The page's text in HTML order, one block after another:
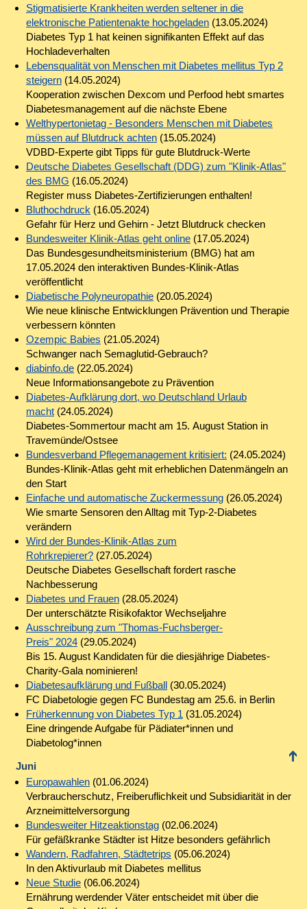
Stigmatisierte Krankheiten werden seltener in die
elektronische Patientenakte hochgeladen(13.05.2024)
Diabetes Typ 1 hat keinen signifikanten Effekt auf das
Hochladeverhalten
Lebensqualität von Menschen mit Diabetes mellitus Typ 2
steigern(14.05.2024)
Kooperation zwischen Dexcom und Perfood hebt smartes
Diabetesmanagement auf die nächste Ebene
Welthypertonietag - Besonders Menschen mit Diabetes
müssen auf Blutdruck achten(15.05.2024)
VDBD-Experte gibt Tipps für gute Blutdruck-Werte
Deutsche Diabetes Gesellschaft (DDG) zum "Klinik-Atlas"
des BMG (16.05.2024)
Register muss Diabetes-Zertifizierungen enthalten!
Bluthochdruck (16.05.2024)
Gefahr für Herz und Gehirn - Jetzt Blutdruck checken
Bundesweiter Klinik-Atlas geht online(17.05.2024)
Das Bundesgesundheitsministerium (BMG) hat am
17.05.2024 den interaktiven Bundes-Klinik-Atlas
veröffentlicht
Diabetische Polyneuropathie(20.05.2024)
Wie neue klinische Entwicklungen Prävention und Therapie
verbessern könnten
Ozempic Babies (21.05.2024)
Schwanger nach Semaglutid-Gebrauch?
diabinfo.de(22.05.2024)
Neue Informationsangebote zu Prävention
Diabetes-Aufklärung dort, wo Deutschland Urlaub
macht(24.05.2024)
Diabetes-Sommertour macht am 15. August Station in
Travemünde/Ostsee
Bundesverband Pflegemanagement kritisiert: (24.05.2024)
Bundes-Klinik-Atlas geht mit erheblichen Datenmängeln an
den Start
Einfache und automatische Zuckermessung(26.05.2024)
Wie smarte Sensoren den Alltag mit Typ-2-Diabetes
verändern
Wird der Bundes-Klinik-Atlas zum
Rohrkrepierer?(27.05.2024)
Deutsche Diabetes Gesellschaft fordert rasche
Nachbesserung
Diabetes und Frauen(28.05.2024)
Der unterschätzte Risikofaktor Wechseljahre
Ausschreibung zum "Thomas-Fuchsberger-
Preis" 2024(29.05.2024)
Bis 15. August Kandidaten für die diesjährige Diabetes-
Charity-Gala nominieren!
Diabetesaufklärung und Fußball(30.05.2024)
FC Diabetologie gegen FC Bundestag am 25.6. in Berlin
Früherkennung von Diabetes Typ 1 (31.05.2024)
Eine dringende Aufgabe für Pädiater*innen und
Diabetolog*innen
Juni
Europawahlen(01.06.2024)
Verbraucherschutz, Freiberuflichkeit und Subsidiarität in der
Arzneimittelversorgung
Bundesweiter Hitzeaktionstag(02.06.2024)
Für gefäßkranke Städter ist Hitze besonders gefährlich
Wandern, Radfahren, Städtetrips (05.06.2024)
In den Aktivurlaub mit Diabetes mellitus
Neue Studie(06.06.2024)
Ernährung werdender Väter entscheidet mit über die